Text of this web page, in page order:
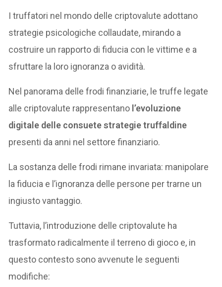
I truffatori nel mondo delle criptovalute adottano
strategie psicologiche collaudate, mirando a
costruire un rapporto di fiducia con le vittime e a
sfruttare la loro ignoranza o avidità.
Nel panorama delle frodi finanziarie, le truffe legate
alle criptovalute rappresentano l’evoluzione
digitale delle consuete strategie truffaldine
presenti da anni nel settore finanziario.
La sostanza delle frodi rimane invariata: manipolare
la fiducia e l’ignoranza delle persone per trarne un
ingiusto vantaggio.
Tuttavia, l’introduzione delle criptovalute ha
trasformato radicalmente il terreno di gioco e, in
questo contesto sono avvenute le seguenti
modifiche: